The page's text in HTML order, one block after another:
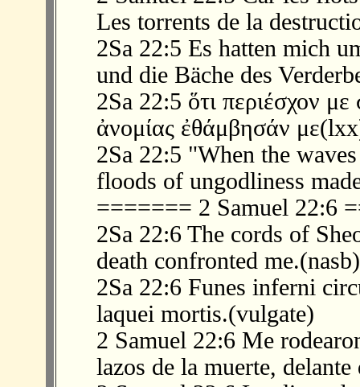
Les torrents de la
2Sa 22:5 Es hatten mich
und die Bäche des
2Sa 22:5 ὅτι περιέσχον με
ἀνομίας ἐθάμβησάν
2Sa 22:5 "When the
floods of ungodliness
======= 2 Samuel 22:6
2Sa 22:6 The cords of
death confronted me.(nasb)
2Sa 22:6 Funes inferni
laquei mortis.(vulgate)
2 Samuel 22:6 Me
lazos de la muerte,